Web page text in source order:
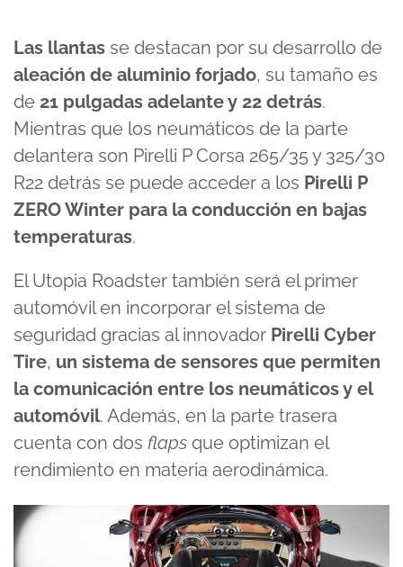
Las llantas se destacan por su desarrollo de
aleación de aluminio forjado, su tamaño es
de 21 pulgadas adelante y 22 detrás.
Mientras que los neumáticos de la parte
delantera son Pirelli P Corsa 265/35 y 325/30
R22 detrás se puede acceder a los Pirelli P
ZERO Winter para la conducción en bajas
temperaturas.
El Utopia Roadster también será el primer
automóvil en incorporar el sistema de
seguridad gracias al innovador Pirelli Cyber
Tire, un sistema de sensores que permiten
la comunicación entre los neumáticos y el
automóvil. Además, en la parte trasera
cuenta con dos flaps que optimizan el
rendimiento en materia aerodinámica.